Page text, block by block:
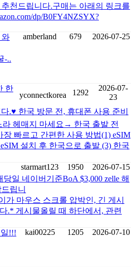
천드립니다.구매는 아래의 링크를
dp/B0FY4NZSYX?
와
amberland 679 2026-07-25
-..
한
yconnectkorea 1292
2026-07-
23
.♥ 한국 방문 전, 휴대폰 사용 준비
헤매지 마세요→ 한국 출발 전
빠르고 간편한 사용 방법(1) eSIM
설치 후 한국으로 출발 (3) 한국
starmart123 1950
2026-07-15
일 네이버기준BoA $3,000 zelle 해
립니
가 마우스 스크롤 압박인, 긴 게시
.* 게시물올릴 때 하단에서, 관련
!!!
kai00225 1205 2026-07-10